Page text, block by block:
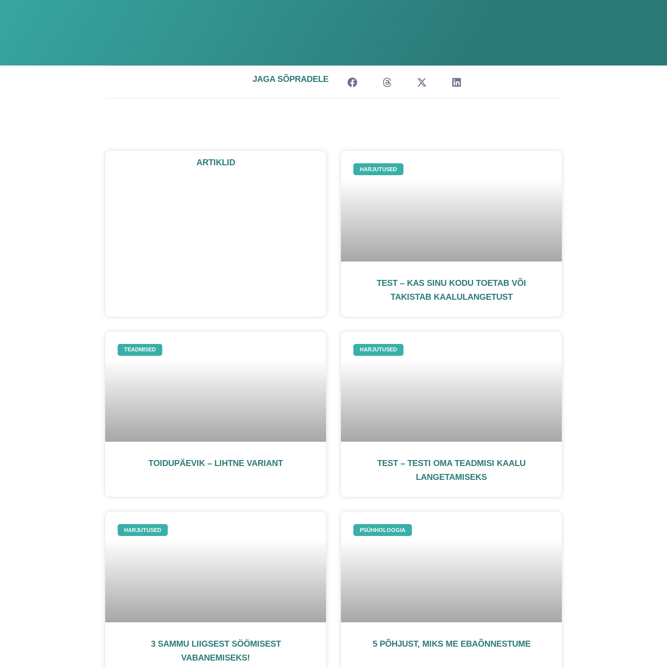
JAGA SÕPRADELE
ARTIKLID
HARJUTUSED
TEST – KAS SINU KODU TOETAB VÕI
TAKISTAB KAALULANGETUST
TEADMISED
TOIDUPÄEVIK – LIHTNE VARIANT
HARJUTUSED
TEST – TESTI OMA TEADMISI KAALU
LANGETAMISEKS
HARJUTUSED
3 SAMMU LIIGSEST SÖÖMISEST
VABANEMISEKS!
PSÜHHOLOOGIA
5 PÕHJUST, MIKS ME EBAÕNNESTUME